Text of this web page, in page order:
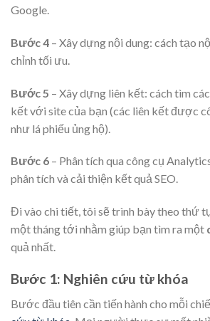
Google.
Bước 4 – Xây dựng nội dung: cách tạo
chỉnh tối ưu.
Bước 5 – Xây dựng liên kết: cách tìm
kết với site của bạn (các liên kết được
như lá phiếu ủng hộ).
Bước 6 – Phân tích qua công cụ
phân tích và cải thiện kết quả SEO.
Đi vào chi tiết, tôi sẽ trình bày theo thứ
một tháng tới nhằm giúp bạn tìm ra một
quả nhất.
Bước 1: Nghiên cứu từ khóa
Bước đầu tiên cần tiến hành cho mỗi